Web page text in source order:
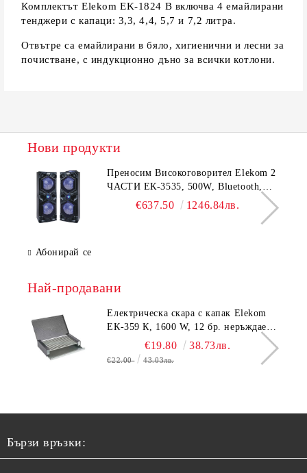
Комплектът Elekom EK-1824 B включва 4 емайлирани
тенджери с капаци: 3,3, 4,4, 5,7 и 7,2 литра.
Отвътре са емайлирани в бяло, хигиенични и лесни за
почистване, с индукционно дъно за всички котлони.
Нови продукти
Преносим Високоговорител Elekom 2
ЧАСТИ ЕК-3535, 500W, Bluetooth,
Bluetooth, USB, Караоке, 2
€637.50 1246.84лв.
Абонирай се
Най-продавани
Електрическа скара с капак Elekom
ЕК-359 К, 1600 W, 12 бр. неръждаеми
тръбни нагревятеля
€19.80 38.73лв.
€22.00 43.03лв.
Бързи връзки: